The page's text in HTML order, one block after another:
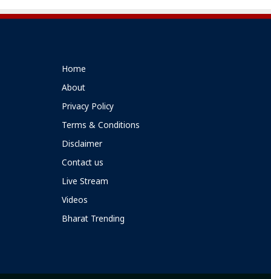
Home
About
Privacy Policy
Terms & Conditions
Disclaimer
Contact us
Live Stream
Videos
Bharat Trending